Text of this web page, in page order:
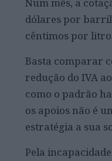
dólares por
cêntimos por
Basta comparar
redução do IVA
como o padrão
os apoios não é
estratégia a sua
Pela